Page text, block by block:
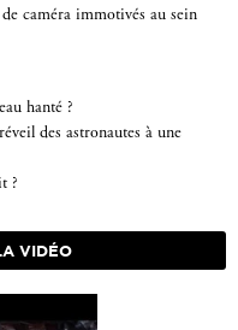
caméra immotivés au sein
hanté ?
des astronautes à une
?
VIDÉO